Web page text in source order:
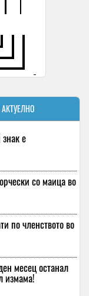
АКТУЕЛНО
е
со маица во
по членството во
месец останал
измама!